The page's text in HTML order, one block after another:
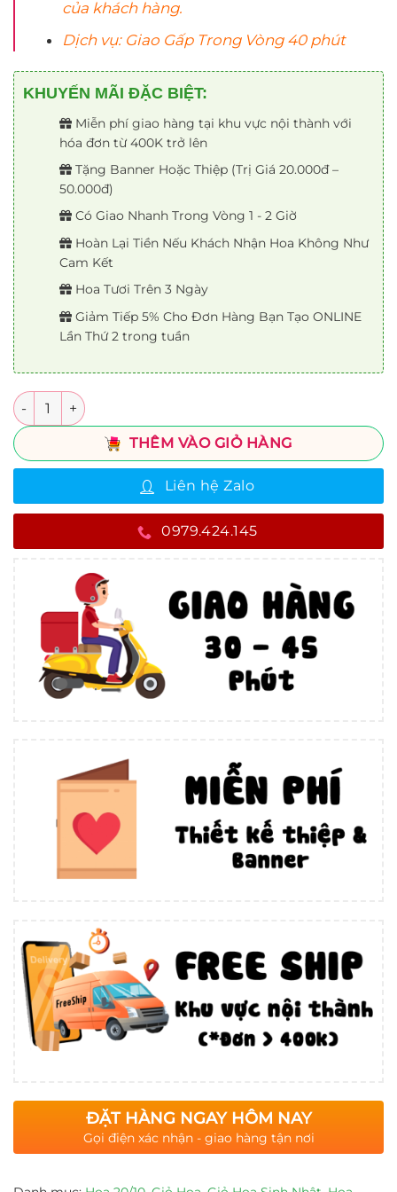
của khách hàng.
Dịch vụ: Giao Gấp Trong Vòng 40 phút
KHUYẾN MÃI ĐẶC BIỆT:
Miễn phí giao hàng tại khu vực nội thành với
hóa đơn từ 400K trở lên
Tặng Banner Hoặc Thiệp (Trị Giá 20.000đ –
50.000đ)
Có Giao Nhanh Trong Vòng 1 - 2 Giờ
Hoàn Lại Tiền Nếu Khách Nhận Hoa Không Như
Cam Kết
Hoa Tươi Trên 3 Ngày
Giảm Tiếp 5% Cho Đơn Hàng Bạn Tạo ONLINE
Lần Thứ 2 trong tuần
Số lượng
THÊM VÀO GIỎ HÀNG
Liên hệ Zalo
0979.424.145
ĐẶT HÀNG NGAY HÔM NAY
Gọi điện xác nhận - giao hàng tận nơi